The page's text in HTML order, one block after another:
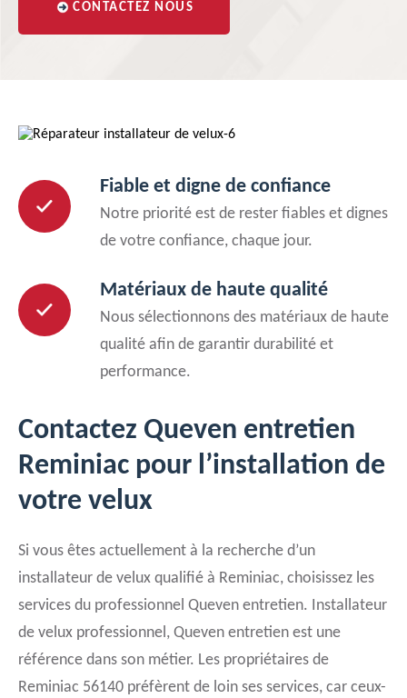
CONTACTEZ NOUS
Fiable et digne de confiance
Notre priorité est de rester fiables et dignes
de votre confiance, chaque jour.
Matériaux de haute qualité
Nous sélectionnons des matériaux de haute
qualité afin de garantir durabilité et
performance.
Contactez Queven entretien
Reminiac pour l’installation de
votre velux
Si vous êtes actuellement à la recherche d’un
installateur de velux qualifié à Reminiac, choisissez les
services du professionnel Queven entretien. Installateur
de velux professionnel, Queven entretien est une
référence dans son métier. Les propriétaires de
Reminiac 56140 préfèrent de loin ses services, car ceux-